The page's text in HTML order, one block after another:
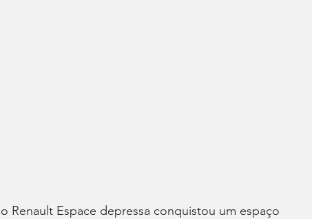
Renault Espace depressa conquistou um espaço